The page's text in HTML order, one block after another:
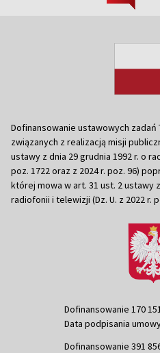
Dofinansowanie ustawowych zadań
związanych z realizacją misji
ustawy z dnia 29 grudnia 1992 r. o
poz. 1722 oraz z 2024 r. poz. 96)
której mowa w art. 31 ust. 2 ustawy
radiofonii i telewizji (Dz. U. z 2022 r.
Dofinansowanie 170
Data podpisania
Dofinansowanie 391